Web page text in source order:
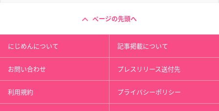
ページの先頭へ
にじめんについて 記事掲載について
お問い合わせ プレスリリース送付先
利用規約 プライバシーポリシー